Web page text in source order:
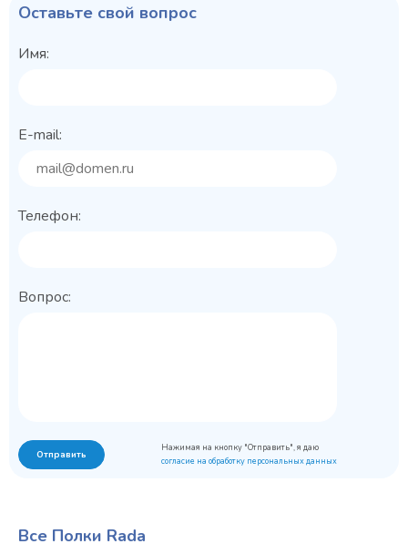
Оставьте свой вопрос
Имя:
E-mail:
Телефон:
Вопрос:
Отправить
Нажимая на кнопку "Отправить", я даю
согласие на обработку персональных данных
Все Полки Rada